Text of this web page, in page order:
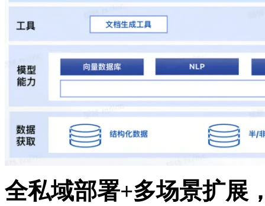
全私域部署+多场景扩展